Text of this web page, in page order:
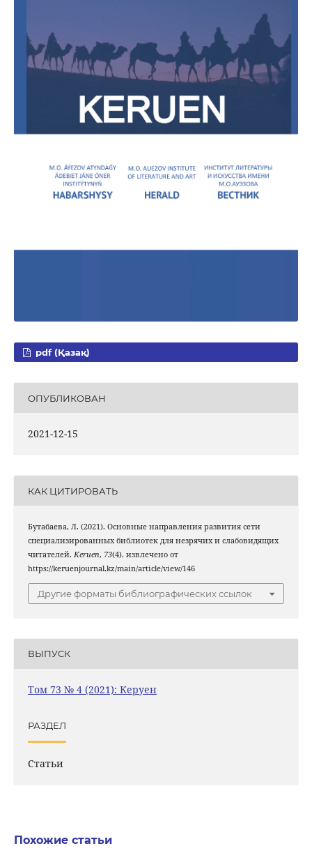
pdf (Қазақ)
ОПУБЛИКОВАН
2021-12-15
КАК ЦИТИРОВАТЬ
Бутабаева, Л. (2021). Основные направления развития сети
специализированных библиотек для незрячих и слабовидящих
читателей. Keruen, 73(4). извлечено от
https://keruenjournal.kz/main/article/view/146
Другие форматы библиографических ссылок
ВЫПУСК
Том 73 № 4 (2021): Керуен
РАЗДЕЛ
Статьи
Похожие статьи